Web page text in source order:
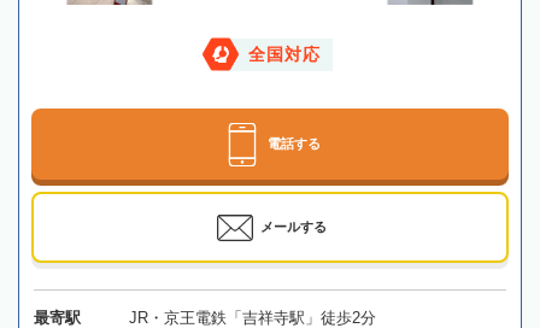
全国対応
電話する
メールする
最寄駅 JR・京王電鉄「吉祥寺駅」徒歩2分